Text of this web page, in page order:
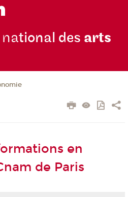
tional des arts
en
de Paris